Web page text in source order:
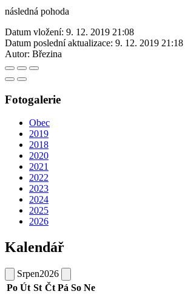
následná pohoda
Datum vložení: 9. 12. 2019 21:08
Datum poslední aktualizace: 9. 12. 2019 21:18
Autor: Březina
Fotogalerie
Obec
2019
2018
2020
2021
2022
2023
2024
2025
2026
Kalendář
Srpen2026
Po Út St Čt Pá So Ne